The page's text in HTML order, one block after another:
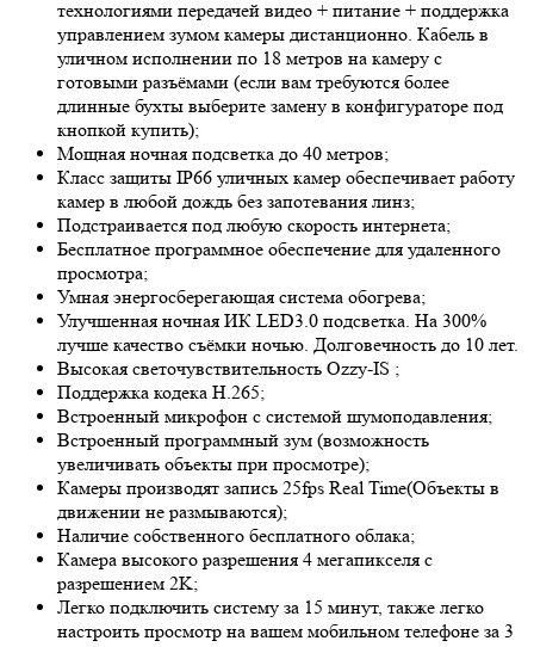
технологиями передачей видео + питание + поддержка
управлением зумом камеры дистанционно. Кабель в
уличном исполнении по 18 метров на камеру с
готовыми разъёмами (если вам требуются более
длинные бухты выберите замену в конфигураторе под
кнопкой купить);
Мощная ночная подсветка до 40 метров;
Класс защиты IP66 уличных камер обеспечивает работу
камер в любой дождь без запотевания линз;
Подстраивается под любую скорость интернета;
Бесплатное программное обеспечение для удаленного
просмотра;
Умная энергосберегающая система обогрева;
Улучшенная ночная ИК LED3.0 подсветка. На 300%
лучше качество съёмки ночью. Долговечность до 10 лет.
Высокая светочувствительность Ozzy-IS ;
Поддержка кодека H.265;
Встроенный микрофон с системой шумоподавления;
Встроенный программный зум (возможность
увеличивать объекты при просмотре);
Камеры производят запись 25fps Real Time(Объекты в
движении не размываются);
Наличие собственного бесплатного облака;
Камера высокого разрешения 4 мегапикселя с
разрешением 2K;
Легко подключить систему за 15 минут, также легко
настроить просмотр на вашем мобильном телефоне за 3